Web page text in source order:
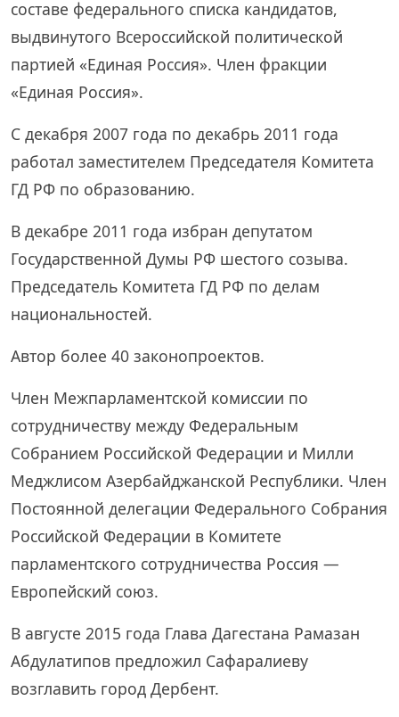
составе федерального списка кандидатов,
выдвинутого Всероссийской политической
партией «Единая Россия». Член фракции
«Единая Россия».
С декабря 2007 года по декабрь 2011 года
работал заместителем Председателя Комитета
ГД РФ по образованию.
В декабре 2011 года избран депутатом
Государственной Думы РФ шестого созыва.
Председатель Комитета ГД РФ по делам
национальностей.
Автор более 40 законопроектов.
Член Межпарламентской комиссии по
сотрудничеству между Федеральным
Собранием Российской Федерации и Милли
Меджлисом Азербайджанской Республики. Член
Постоянной делегации Федерального Собрания
Российской Федерации в Комитете
парламентского сотрудничества Россия —
Европейский союз.
В августе 2015 года Глава Дагестана Рамазан
Абдулатипов предложил Сафаралиеву
возглавить город Дербент.